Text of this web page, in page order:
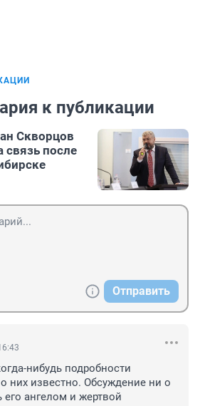
к публикации
Скворцов
после
Отправить
нибудь подробности
них известно. Обсуждение ни о
ангелом и жертвой